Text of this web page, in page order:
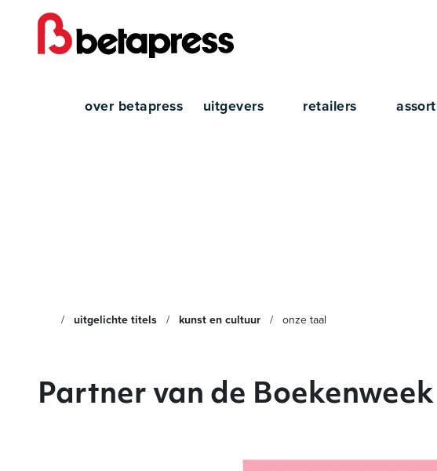
over betapress uitgevers retailers
uitgelichte titels kunst en cultuur onze taal
Partner van de Boekenweek